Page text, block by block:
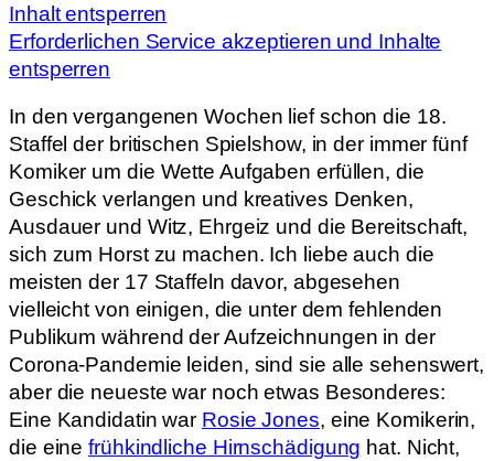
Inhalt entsperren
Erforderlichen Service akzeptieren und Inhalte
entsperren
In den vergangenen Wochen lief schon die 18.
Staffel der britischen Spielshow, in der immer fünf
Komiker um die Wette Aufgaben erfüllen, die
Geschick verlangen und kreatives Denken,
Ausdauer und Witz, Ehrgeiz und die Bereitschaft,
sich zum Horst zu machen. Ich liebe auch die
meisten der 17 Staffeln davor, abgesehen
vielleicht von einigen, die unter dem fehlenden
Publikum während der Aufzeichnungen in der
Corona-Pandemie leiden, sind sie alle sehenswert,
aber die neueste war noch etwas Besonderes:
Eine Kandidatin war Rosie Jones, eine Komikerin,
die einefrühkindliche Hirnschädigung hat. Nicht,